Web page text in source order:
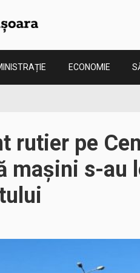
ECONOMIE
rutier pe
mașini s-